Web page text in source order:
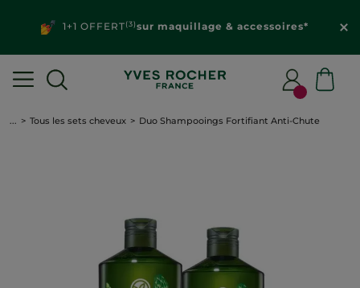
1+1 OFFERT(3)sur maquillage & accessoires*
... Tous les sets cheveux Duo Shampooings Fortifiant Anti-Chute